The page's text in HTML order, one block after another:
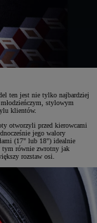
ten jest nie tylko najbardziej
stylowym
klientów.
otworzyli przed kierowcami
jego walory
(17" lub 18") idealnie
tym równie zwrotny jak
rozstaw osi.